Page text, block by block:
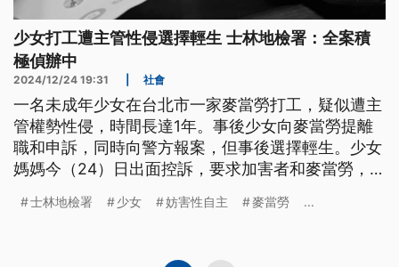
少女打工遭主管性侵選擇輕生 士林地檢署：全案積
極偵辦中
2024/12/24 19:31 社會
一名未成年少女在台北市一家麥當勞打工，疑似遭主
管權勢性侵，時間長達1年。事後少女向麥當勞提離
職和申訴，同時向警方報案，但事後選擇輕生。少女
媽媽今（24）日出面控訴，要求加害者和麥當勞，除
辦中，至於雇主義務部份，北市勞動局要求麥當勞限
士林地檢署 少女 妨害性自主 麥當勞 ...